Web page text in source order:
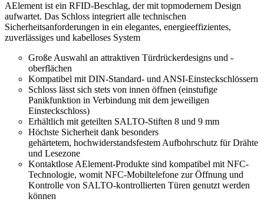
AElement ist ein RFID-Beschlag, der mit topmodernem Design
aufwartet. Das Schloss integriert alle technischen
Sicherheitsanforderungen in ein elegantes, energieeffizientes,
zuverlässiges und kabelloses System
Große Auswahl an attraktiven Türdrückerdesigns und -
oberflächen
Kompatibel mit DIN-Standard- und ANSI-Einsteckschlössern
Schloss lässt sich stets von innen öffnen (einstufige
Panikfunktion in Verbindung mit dem jeweiligen
Einsteckschloss)
Erhältlich mit geteilten SALTO-Stiften 8 und 9 mm
Höchste Sicherheit dank besonders
gehärtetem, hochwiderstandsfestem Aufbohrschutz für Drähte
und Lesezone
Kontaktlose AElement-Produkte sind kompatibel mit NFC-
Technologie, womit NFC-Mobiltelefone zur Öffnung und
Kontrolle von SALTO-kontrollierten Türen genutzt werden
können